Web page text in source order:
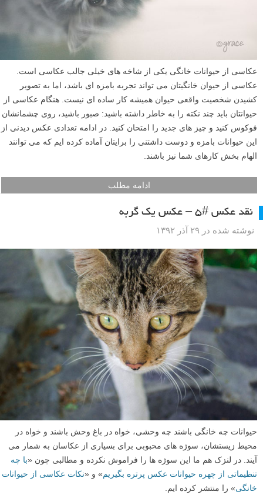
عکاسی از حیوانات خانگی یکی از شاخه های خیلی جالب عکاسی است.
عکاسی از حیوان خانگیتان می تواند تجربه بامزه ای باشد، اما به تصویر
کشیدن شخصیت واقعی حیوان همیشه کار ساده ای نیست. هنگام عکاسی از
حیوانتان باید چند نکته را به خاطر داشته باشید: صبور باشید، روی چشمانشان
فوکوس کنید و چیز های جدید را امتحان کنید. در ادامه تعدادی عکس دیدنی از
این حیوانات بامزه و دوست داشتنی را برایتان آماده کرده ایم که می توانند
الهام بخش کارهای شما نیز باشند.
ادامه مطلب
نقد عکس #۵ – عکس یک گربه
نوشته شده در ۲۹ آذر ۱۳۹۲
حیوانات چه خانگی باشند چه وحشی، خواه در باغ وحش باشند و خواه در
محیط زیستشان، سوژه های محبوبی برای بسیاری از عکاسان به شمار می
آیند. در لنزک هم ما این سوژه ها را فراموش نکرده و مطالبی چون «با چه
تنظیماتی از چهره حیوانات عکس پرتره بگیریم» و «نکات عکاسی از حیوانات
خانگی» را منتشر کرده ایم.